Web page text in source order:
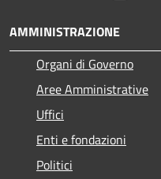
AMMINISTRAZIONE
Organi di Governo
Aree Amministrative
Uffici
Enti e fondazioni
Politici